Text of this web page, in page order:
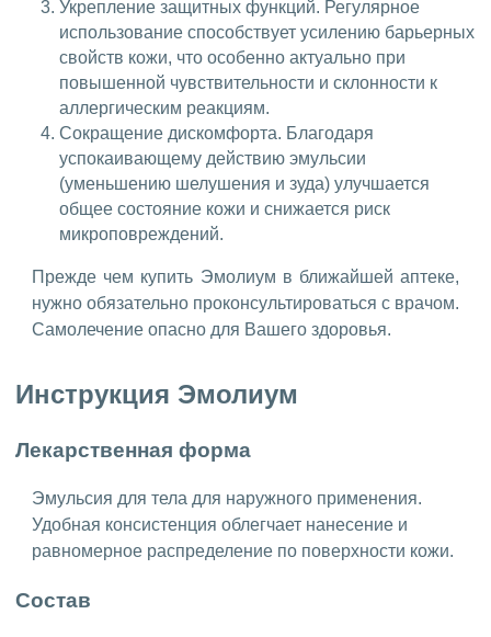
Укрепление защитных функций. Регулярное
использование способствует усилению барьерных
свойств кожи, что особенно актуально при
повышенной чувствительности и склонности к
аллергическим реакциям.
Сокращение дискомфорта. Благодаря
успокаивающему действию эмульсии
(уменьшению шелушения и зуда) улучшается
общее состояние кожи и снижается риск
микроповреждений.
Прежде чем купить Эмолиум в ближайшей аптеке,
нужно обязательно проконсультироваться с врачом.
Самолечение опасно для Вашего здоровья.
Инструкция Эмолиум
Лекарственная форма
Эмульсия для тела для наружного применения.
Удобная консистенция облегчает нанесение и
равномерное распределение по поверхности кожи.
Состав